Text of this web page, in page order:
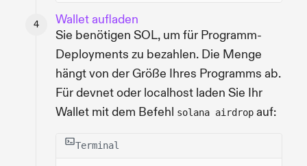
Wallet aufladen
Sie benötigen SOL, um für Programm-
Deployments zu bezahlen. Die Menge
hängt von der Größe Ihres Programms ab.
Für devnet oder localhost laden Sie Ihr
Wallet mit dem Befehl solana airdrop auf:
Terminal